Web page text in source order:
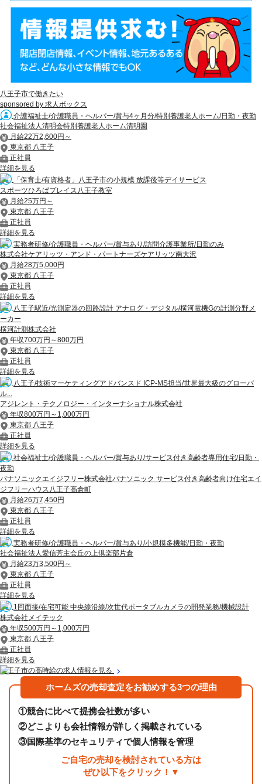
八王子市で働きたい
sponsored by 求人ボックス
介護福祉士/介護職員・ヘルパー/賞与4ヶ月分/特別養護老人ホーム/日勤・夜勤
社会福祉法人清明会特別養護老人ホーム清明園
月給22万2,600円～
東京都 八王子
正社員
詳細を見る
「保育士/有資格者」八王子市の小規模 放課後等デイサービス
スポーツひろばプレイス八王子教室
月給25万円～
東京都 八王子
正社員
詳細を見る
実務者研修/介護職員・ヘルパー/賞与あり/訪問介護事業所/日勤のみ
株式会社ケアリッツ・アンド・パートナーズケアリッツ南大沢
月給28万5,000円
東京都 八王子
正社員
詳細を見る
八王子駅近/光測定器の回路設計 アナログ・デジタル/横河電機Gの計測分野メ
ーカー
横河計測株式会社
年収700万円～800万円
東京都 八王子
正社員
詳細を見る
八王子/技術マーケティングアドバンスド ICP-MS担当/世界最大級のグローバ
ル...
アジレント・テクノロジー・インターナショナル株式会社
年収800万円～1,000万円
東京都 八王子
正社員
詳細を見る
社会福祉士/介護職員・ヘルパー/賞与あり/サービス付き高齢者専用住宅/日勤・
夜勤
パナソニックエイジフリー株式会社パナソニック サービス付き高齢者向け住宅エイ
ジフリーハウス八王子高倉町
月給26万7,450円
東京都 八王子
正社員
詳細を見る
実務者研修/介護職員・ヘルパー/賞与あり/小規模多機能/日勤・夜勤
社会福祉法人愛信芳主会丘の上倶楽部片倉
月給23万3,500円～
東京都 八王子
正社員
詳細を見る
1回面接/在宅可能 中央線沿線/次世代ポータブルカメラの開発業務/機械設計
株式会社メイテック
年収500万円～1,000万円
東京都 八王子
正社員
詳細を見る
八王子市の高時給の求人情報を見る
ホームズの売却査定をお勧めする3つの理由
①競合に比べて提携会社数が多い
②どこよりも会社情報が詳しく掲載されている
③国際基準のセキュリティで個人情報を管理
ご自宅の売却を検討されている方は
ぜひ以下をクリック！▼